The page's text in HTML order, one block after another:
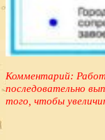
Комментарий:
последовательно
того, чтобы